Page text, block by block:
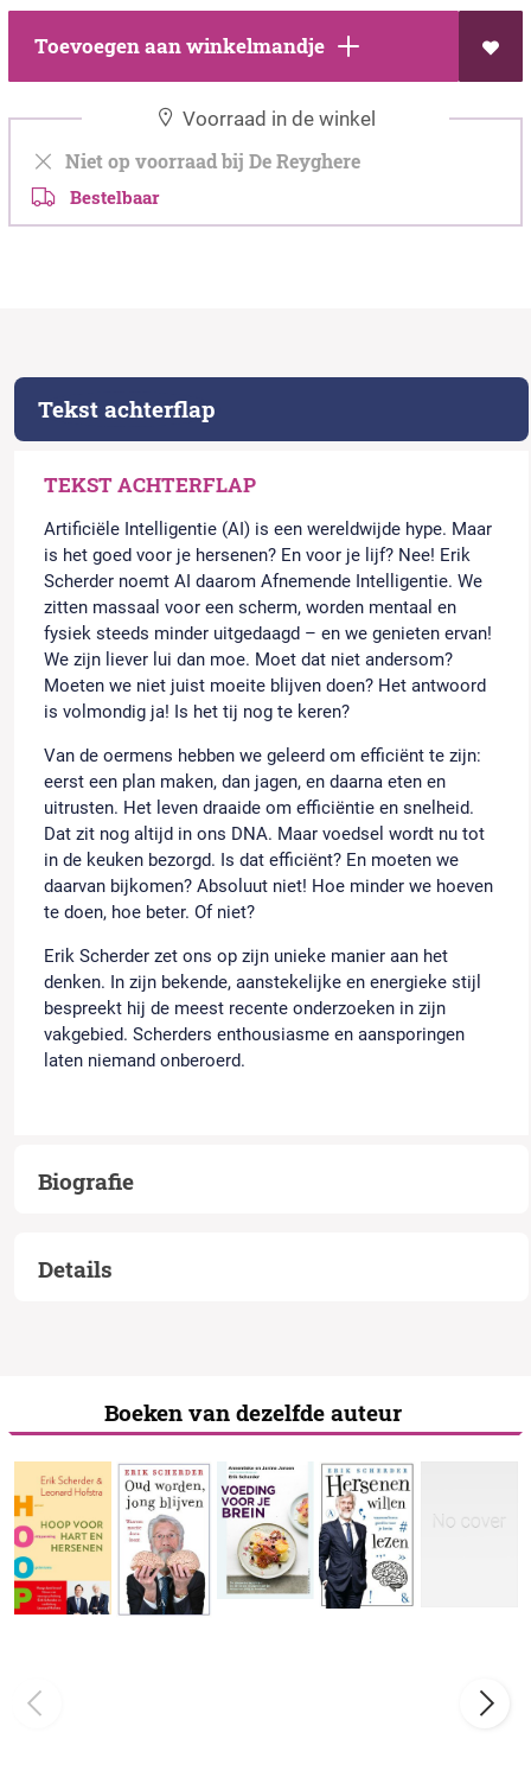
Toevoegen aan winkelmandje
Voorraad in de winkel
Niet op voorraad bij De Reyghere
Bestelbaar
Tekst achterflap
TEKST ACHTERFLAP
Artificiële Intelligentie (AI) is een wereldwijde hype. Maar
is het goed voor je hersenen? En voor je lijf? Nee! Erik
Scherder noemt AI daarom Afnemende Intelligentie. We
zitten massaal voor een scherm, worden mentaal en
fysiek steeds minder uitgedaagd – en we genieten ervan!
We zijn liever lui dan moe. Moet dat niet andersom?
Moeten we niet juist moeite blijven doen? Het antwoord
is volmondig ja! Is het tij nog te keren?
Van de oermens hebben we geleerd om efficiënt te zijn:
eerst een plan maken, dan jagen, en daarna eten en
uitrusten. Het leven draaide om efficiëntie en snelheid.
Dat zit nog altijd in ons DNA. Maar voedsel wordt nu tot
in de keuken bezorgd. Is dat efficiënt? En moeten we
daarvan bijkomen? Absoluut niet! Hoe minder we hoeven
te doen, hoe beter. Of niet?
Erik Scherder zet ons op zijn unieke manier aan het
denken. In zijn bekende, aanstekelijke en energieke stijl
bespreekt hij de meest recente onderzoeken in zijn
vakgebied. Scherders enthousiasme en aansporingen
laten niemand onberoerd.
Biografie
Details
Boeken van dezelfde auteur